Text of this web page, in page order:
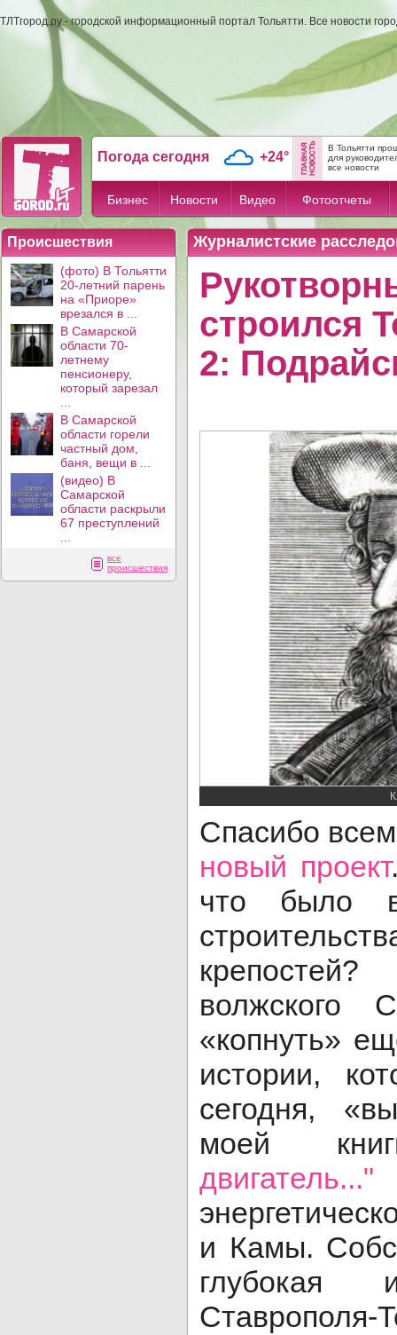
ТЛТгород.ру - городской информационный портал Тольятти. Все новости
Погода сегодня +24°
В Тольятти
для
все новости
Бизнес Новости Видео Фотоотчеты
Происшествия
(фото) В Тольятти
20-летний парень
на «Приоре»
врезался в ...
В Самарской
области 70-
летнему
пенсионеру,
который зарезал
В Самарской
области горели
частный дом,
баня, вещи в ...
(видео) В
Самарской
области раскрыли
67 преступлений
все
происшествия
Журналистские
строился
2:
Спасибо
новый проект
что было
волжского
«копнуть»
истории,
сегодня,
моей
двигатель..."
и Камы.
глубокая
Ставрополя-